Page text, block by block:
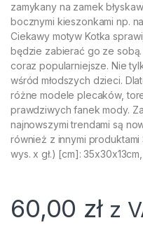
zamykany na zamek
bocznymi kieszonkami np.
Ciekawy motyw Kotka
będzie zabierać go ze
coraz popularniejsze. Nie
wśród młodszych dzieci.
różne modele plecaków,
prawdziwych fanek mody.
najnowszymi trendami są
również z innymi produktami
wys. x gł.) [cm]:
60,00 zł z